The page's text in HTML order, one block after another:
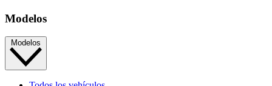
Modelos
Modelos